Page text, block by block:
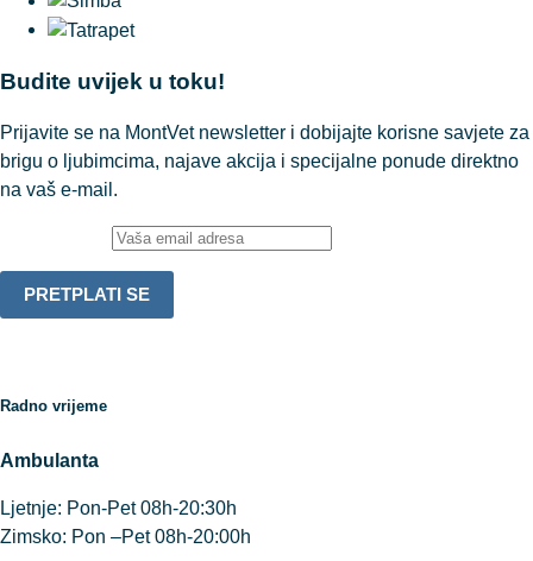
Budite uvijek u toku!
Prijavite se na MontVet newsletter i dobijajte korisne savjete za
brigu o ljubimcima, najave akcija i specijalne ponude direktno
na vaš e-mail.
Radno vrijeme
Ambulanta
Ljetnje: Pon-Pet 08h-20:30h
Zimsko: Pon –Pet 08h-20:00h